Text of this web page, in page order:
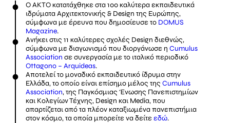
Ο ΑΚΤΟ κατατάχθηκε στα 100 καλύτερα εκπαιδευτικά
ιδρύματα Αρχιτεκτονικής & Design της Ευρώπης,
σύμφωνα με έρευνα που δημοσίευσε το DOMUS
Magazine.
Ανήκει στις 11 καλύτερες σχολές Design διεθνώς,
σύμφωνα με διαγωνισμό που διοργάνωσε η Cumulus
Association σε συνεργασία με το ιταλικό περιοδικό
Ottagono – Arquideas.
Αποτελεί το μοναδικό εκπαιδευτικό ίδρυμα στην
Ελλάδα, το οποίο είναι επίσημο μέλος της Cumulus
Association, της Παγκόσμιας Ένωσης Πανεπιστημίων
και Κολεγίων Τέχνης, Design και Media, που
απαρτίζεται από τα πλέον καταξιωμένα πανεπιστήμια
στον κόσμο, τα οποία μπορείτε να δείτεεδώ.